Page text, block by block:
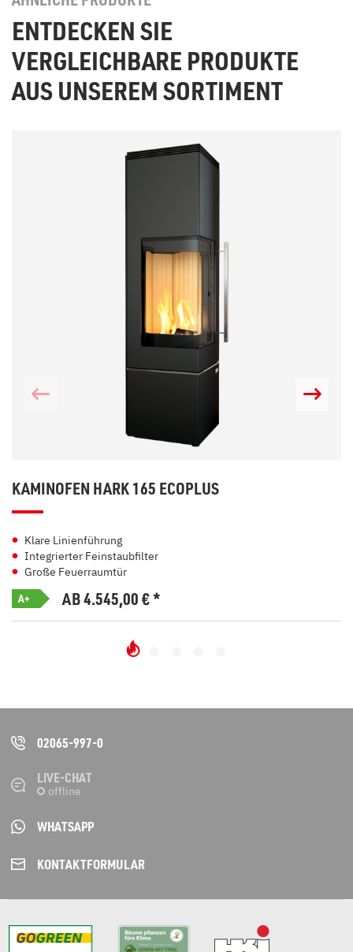
ENTDECKEN SIE
VERGLEICHBARE PRODUKTE
AUS UNSEREM SORTIMENT
KAMINOFEN HARK 165 ECOPLUS
Klare Linienführung
Integrierter Feinstaubfilter
Große Feuerraumtür
A+ AB 4.545,00€*
02065-997-0
LIVE-CHAT
WHATSAPP
KONTAKT­FORMULAR